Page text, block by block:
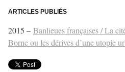
ARTICLES PUBLIÉS
2015 – Banlieues françaises / La
Borne ou les dérives d’une utopie